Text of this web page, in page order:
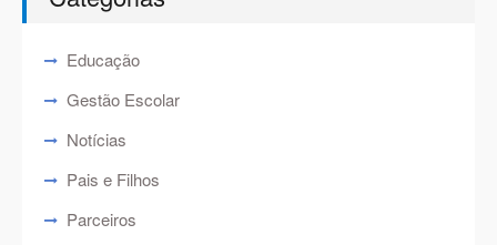
Educação
Gestão Escolar
Notícias
Pais e Filhos
Parceiros